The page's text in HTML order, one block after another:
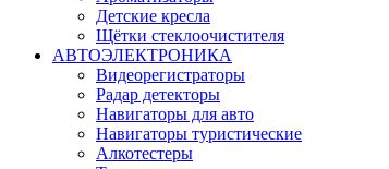
Детские кресла
Щётки стеклоочистителя
АВТОЭЛЕКТРОНИКА
Видеорегистраторы
Радар детекторы
Навигаторы для авто
Навигаторы туристические
Алкотестеры